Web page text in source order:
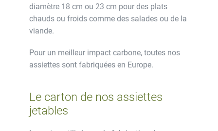
diamètre 18 cm ou 23 cm pour des plats
chauds ou froids comme des salades ou de la
viande.
Pour un meilleur impact carbone, toutes nos
assiettes sont fabriquées en Europe.
Le carton de nos assiettes
jetables